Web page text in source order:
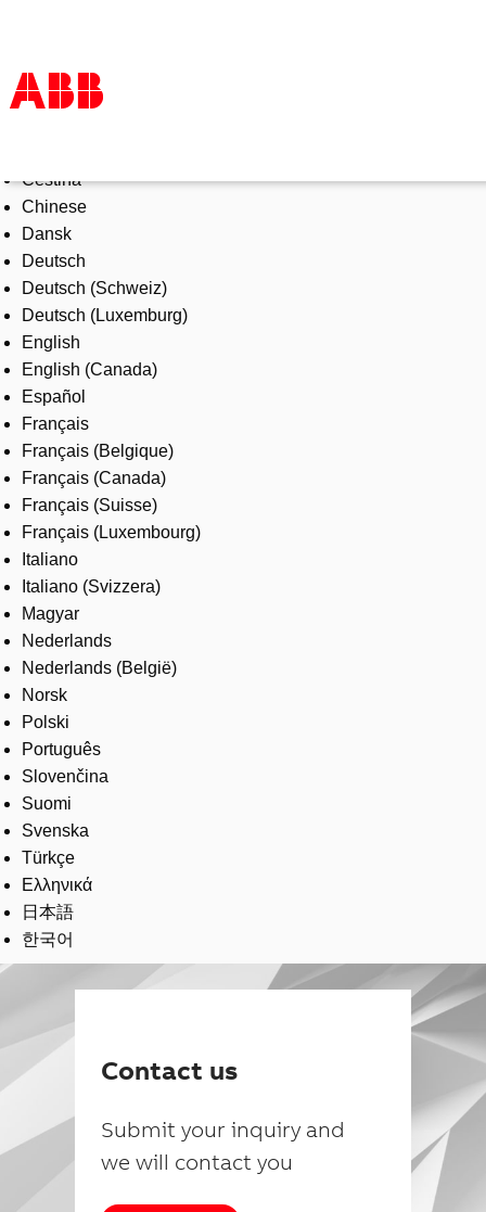
Products & Solutions
Industries
Services
About us
Where to buy
Contact us
Careers
Čeština
Chinese
Dansk
Deutsch
Deutsch (Schweiz)
Deutsch (Luxemburg)
English
English (Canada)
Español
Français
Français (Belgique)
Français (Canada)
Français (Suisse)
Français (Luxembourg)
Italiano
Italiano (Svizzera)
Magyar
Nederlands
Nederlands (België)
Norsk
Polski
Português
Slovenčina
Suomi
Svenska
Türkçe
Ελληνικά
日本語
한국어
Contact us
Submit your inquiry and
we will contact you